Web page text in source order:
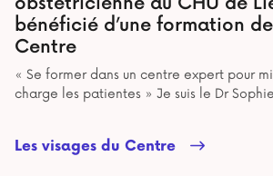
bénéficié d’une formation
Centre
« Se former dans un centre expert pour
charge les patientes » Je suis le Dr
souhaité approfondir ma formation en
Les visages du Centre